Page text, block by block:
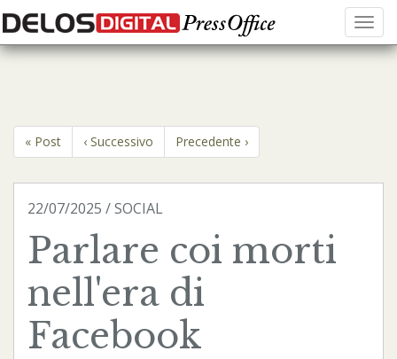
Menu
« Post ‹ Successivo Precedente ›
22/07/2025 / SOCIAL
Parlare coi morti
nell'era di
Facebook